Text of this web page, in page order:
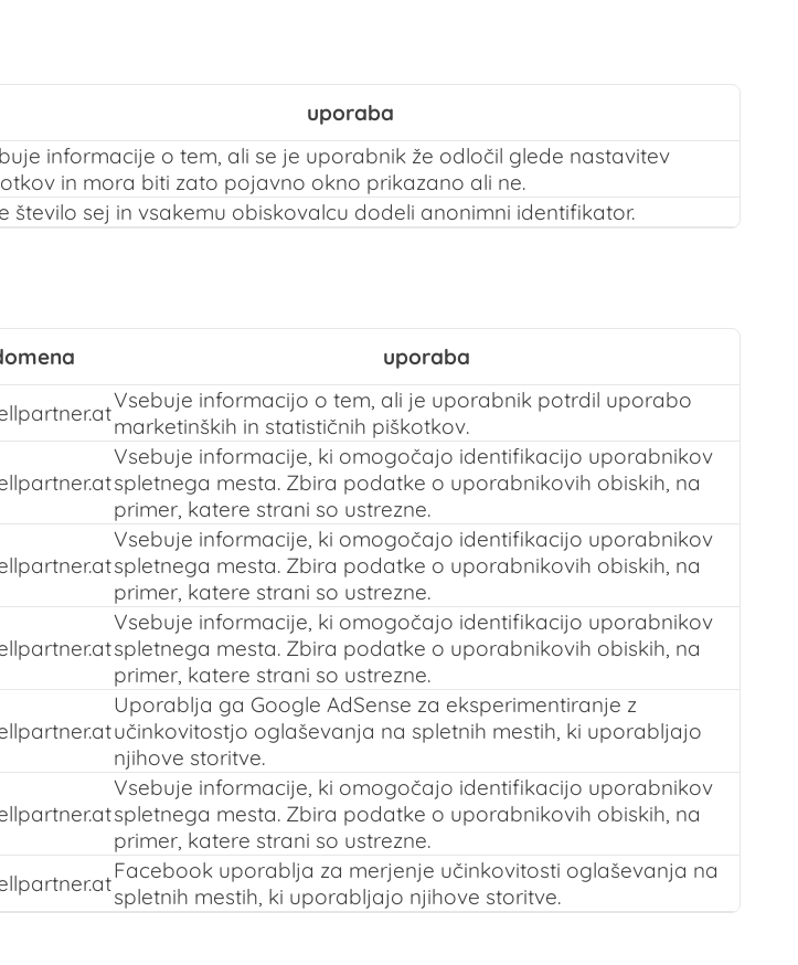
uporaba
informacije o tem, ali se je uporabnik že odločil glede nastavitev
in mora biti zato pojavno okno prikazano ali ne.
število sej in vsakemu obiskovalcu dodeli anonimni identifikator.
uporaba
Vsebuje informacijo o tem, ali je uporabnik potrdil uporabo
marketinških in statističnih piškotkov.
Vsebuje informacije, ki omogočajo identifikacijo uporabnikov
spletnega mesta. Zbira podatke o uporabnikovih obiskih, na
primer, katere strani so ustrezne.
Vsebuje informacije, ki omogočajo identifikacijo uporabnikov
spletnega mesta. Zbira podatke o uporabnikovih obiskih, na
primer, katere strani so ustrezne.
Vsebuje informacije, ki omogočajo identifikacijo uporabnikov
spletnega mesta. Zbira podatke o uporabnikovih obiskih, na
primer, katere strani so ustrezne.
Uporablja ga Google AdSense za eksperimentiranje z
učinkovitostjo oglaševanja na spletnih mestih, ki uporabljajo
njihove storitve.
Vsebuje informacije, ki omogočajo identifikacijo uporabnikov
spletnega mesta. Zbira podatke o uporabnikovih obiskih, na
primer, katere strani so ustrezne.
Facebook uporablja za merjenje učinkovitosti oglaševanja na
spletnih mestih, ki uporabljajo njihove storitve.